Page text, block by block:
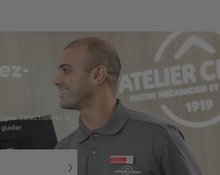
Sélectionnez la